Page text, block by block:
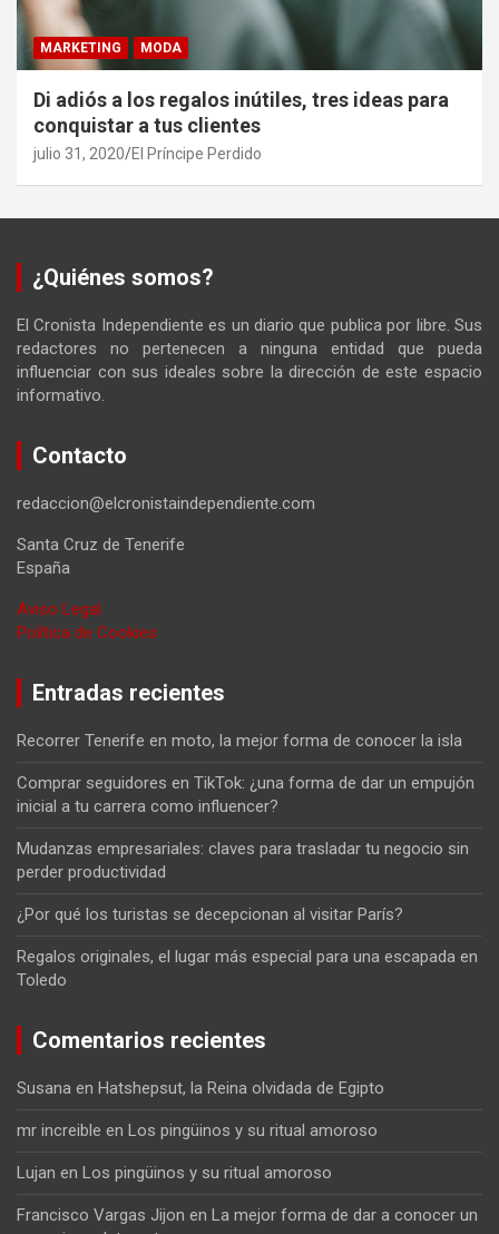
MARKETING MODA
Di adiós a los regalos inútiles, tres ideas para
conquistar a tus clientes
julio 31, 2020 El Príncipe Perdido
¿Quiénes somos?
El Cronista Independiente es un diario que publica por libre. Sus
redactores no pertenecen a ninguna entidad que pueda
influenciar con sus ideales sobre la dirección de este espacio
informativo.
Contacto
redaccion@elcronistaindependiente.com
Santa Cruz de Tenerife
España
Aviso Legal
Política de Cookies
Entradas recientes
Recorrer Tenerife en moto, la mejor forma de conocer la isla
Comprar seguidores en TikTok: ¿una forma de dar un empujón
inicial a tu carrera como influencer?
Mudanzas empresariales: claves para trasladar tu negocio sin
perder productividad
¿Por qué los turistas se decepcionan al visitar París?
Regalos originales, el lugar más especial para una escapada en
Toledo
Comentarios recientes
Susana en Hatshepsut, la Reina olvidada de Egipto
mr increible en Los pingüinos y su ritual amoroso
Lujan en Los pingüinos y su ritual amoroso
Francisco Vargas Jijon en La mejor forma de dar a conocer un